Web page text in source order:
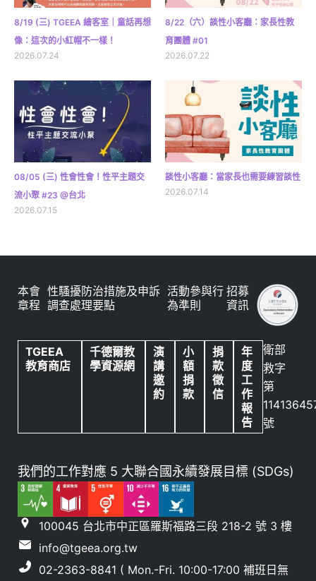
8/19 (三) TGEEA 繪客室｜童話再想
像：這次的小紅帽不一樣！
2026.07.24
8/22（六）談性小客廳：家長性教
育團體 #01
2026.07.22
08/05 (三) 性會性會！性平主題交
流小聚 #23 @台北
2026.07.15
談性小客廳：當家長也需要練習談性
2026.07.14
本會
章程
性騷擾防治措施及申訴
調查處理要點
活動參與行
為準則
招募
資訊
TGEEA
教育商店
千德爾教
學資源網
演
講
邀
約
小
額
捐
款
捐
款
徵
信
年
度
工
作
報
告
衛部
救字
第
號
我們的工作對應 5 大聯合國永續發展目標 (SDGs)
100045 台北市中正區羅斯福路三段 218-2 號 3 樓
info@tgeea.org.tw
02-2363-8841 ( Mon.-Fri. 10:00-17:00 補班日無